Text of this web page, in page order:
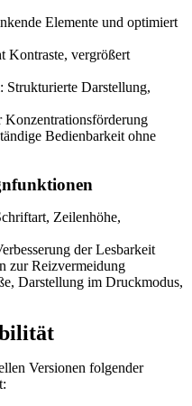
Elemente und optimiert
Kontraste, vergrößert
Strukturierte Darstellung,
Bedienbarkeit ohne
Zeilenhöhe,
der Lesbarkeit
zur Reizvermeidung
Darstellung im Druckmodus,
Versionen folgender